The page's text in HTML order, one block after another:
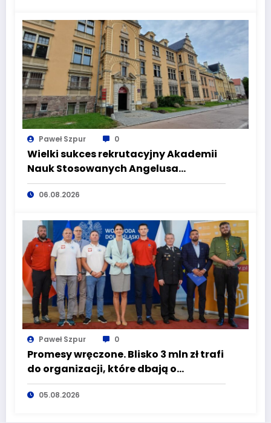
Paweł Szpur 0
Wielki sukces rekrutacyjny Akademii
Nauk Stosowanych Angelusa
Silesiusa! Uczelnia bije rekordy, ale Ty
wciąż masz szansę – weź udział w II
06.08.2026
Paweł Szpur 0
Promesy wręczone. Blisko 3 mln zł trafi
do organizacji, które dbają o
bezpieczeństwo mieszkańców
Dolnego Śląska
05.08.2026